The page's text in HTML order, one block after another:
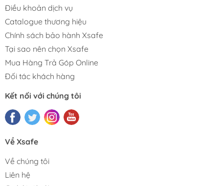
Điều khoản dịch vụ
Catalogue thương hiệu
Chính sách bảo hành Xsafe
Tại sao nên chọn Xsafe
Mua Hàng Trả Góp Online
Đối tác khách hàng
Kết nối với chúng tôi
Về Xsafe
Về chúng tôi
Liên hệ